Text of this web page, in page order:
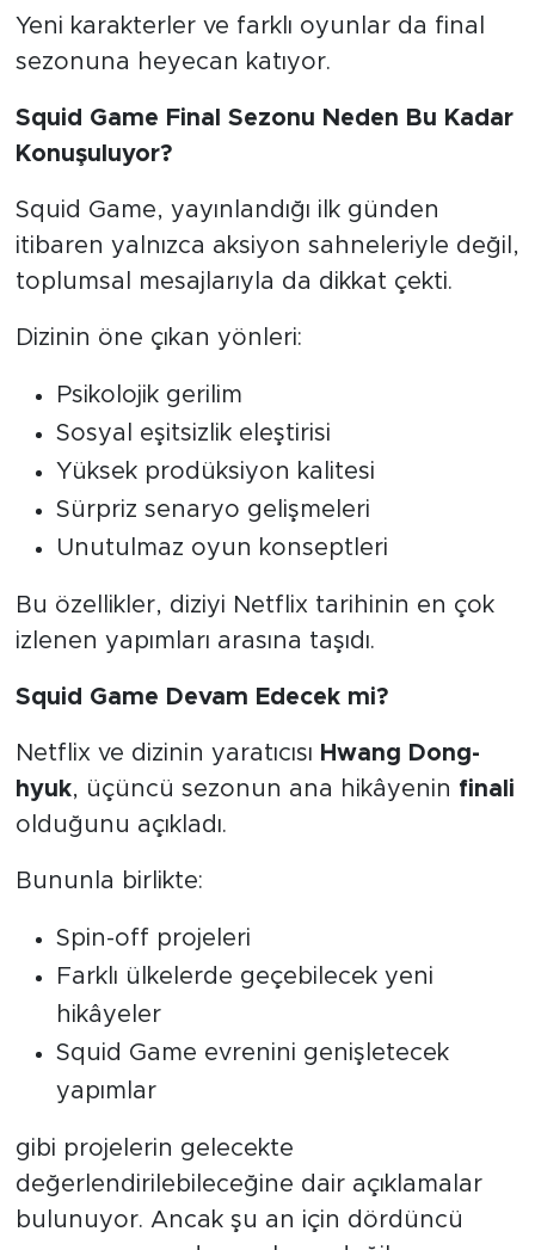
Yeni karakterler ve farklı oyunlar da final
sezonuna heyecan katıyor.
Squid Game Final Sezonu Neden Bu Kadar
Konuşuluyor?
Squid Game, yayınlandığı ilk günden
itibaren yalnızca aksiyon sahneleriyle değil,
toplumsal mesajlarıyla da dikkat çekti.
Dizinin öne çıkan yönleri:
Psikolojik gerilim
Sosyal eşitsizlik eleştirisi
Yüksek prodüksiyon kalitesi
Sürpriz senaryo gelişmeleri
Unutulmaz oyun konseptleri
Bu özellikler, diziyi Netflix tarihinin en çok
izlenen yapımları arasına taşıdı.
Squid Game Devam Edecek mi?
Netflix ve dizinin yaratıcısı Hwang Dong-
hyuk, üçüncü sezonun ana hikâyenin finali
olduğunu açıkladı.
Bununla birlikte:
Spin-off projeleri
Farklı ülkelerde geçebilecek yeni
hikâyeler
Squid Game evrenini genişletecek
yapımlar
gibi projelerin gelecekte
değerlendirilebileceğine dair açıklamalar
bulunuyor. Ancak şu an için dördüncü